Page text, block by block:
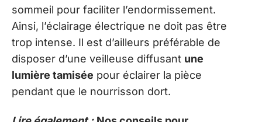
sommeil pour faciliter l’endormissement.
Ainsi, l’éclairage électrique ne doit pas être
trop intense. Il est d’ailleurs préférable de
disposer d’une veilleuse diffusant une
lumière tamisée pour éclairer la pièce
pendant que le nourrisson dort.